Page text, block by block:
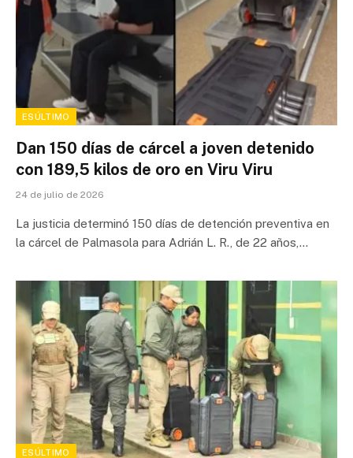
ESÚLTIMO
Dan 150 días de cárcel a joven detenido
con 189,5 kilos de oro en Viru Viru
24 de julio de 2026
La justicia determinó 150 días de detención preventiva en
la cárcel de Palmasola para Adrián L. R., de 22 años,…
ESÚLTIMO